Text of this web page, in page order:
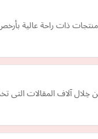
ذات راحة عالية
آلاف المقالات التى تخدم